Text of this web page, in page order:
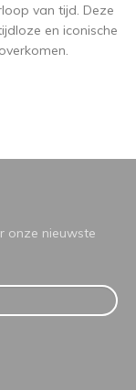
van tijd. Deze
en iconische
onze nieuwste